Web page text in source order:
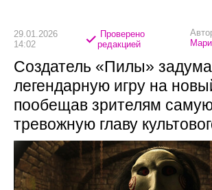
29.01.2026
14:02
Проверено
редакцией
Создатель «Пилы»
легендарную игру на
пообещав зрителям
тревожную главу